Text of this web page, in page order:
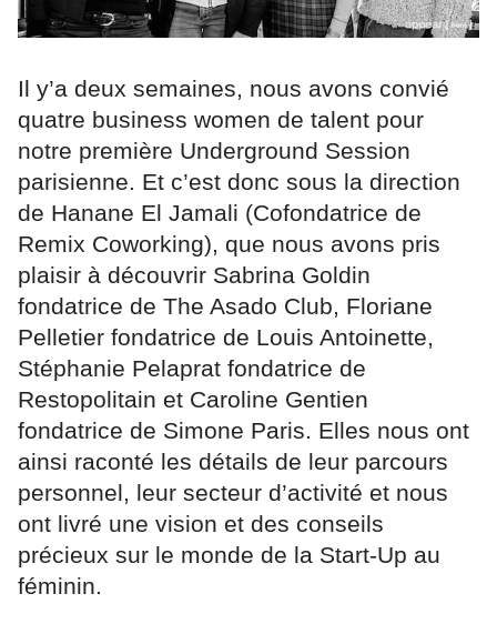
Il y’a deux semaines, nous avons convié
quatre business women de talent pour
notre première Underground Session
parisienne. Et c’est donc sous la direction
de Hanane El Jamali (Cofondatrice de
Remix Coworking), que nous avons pris
plaisir à découvrir Sabrina Goldin
fondatrice de The Asado Club, Floriane
Pelletier fondatrice de Louis Antoinette,
Stéphanie Pelaprat fondatrice de
Restopolitain et Caroline Gentien
fondatrice de Simone Paris. Elles nous ont
ainsi raconté les détails de leur parcours
personnel, leur secteur d’activité et nous
ont livré une vision et des conseils
précieux sur le monde de la Start-Up au
féminin.